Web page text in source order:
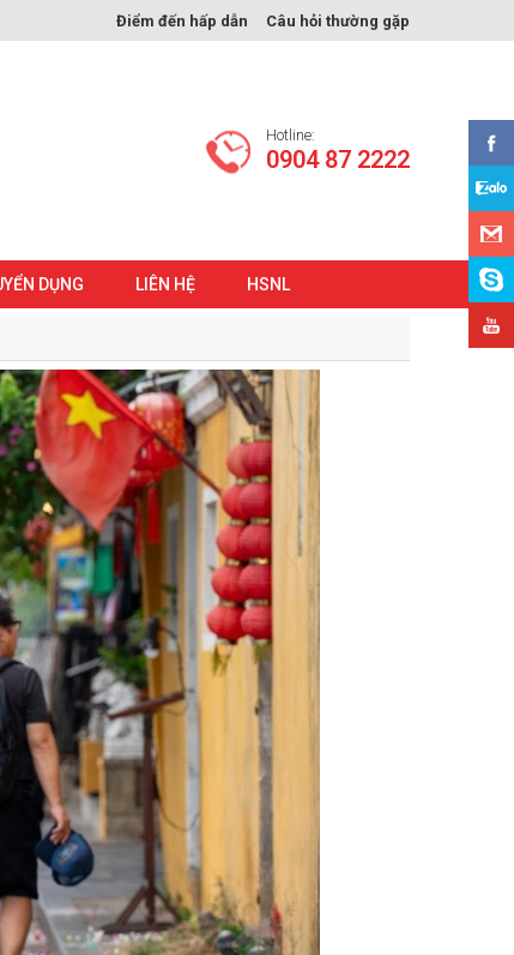
Điểm đến hấp dẫn Câu hỏi thường gặp
Hotline:
0904 87 2222
DỤNG LIÊN HỆ HSNL